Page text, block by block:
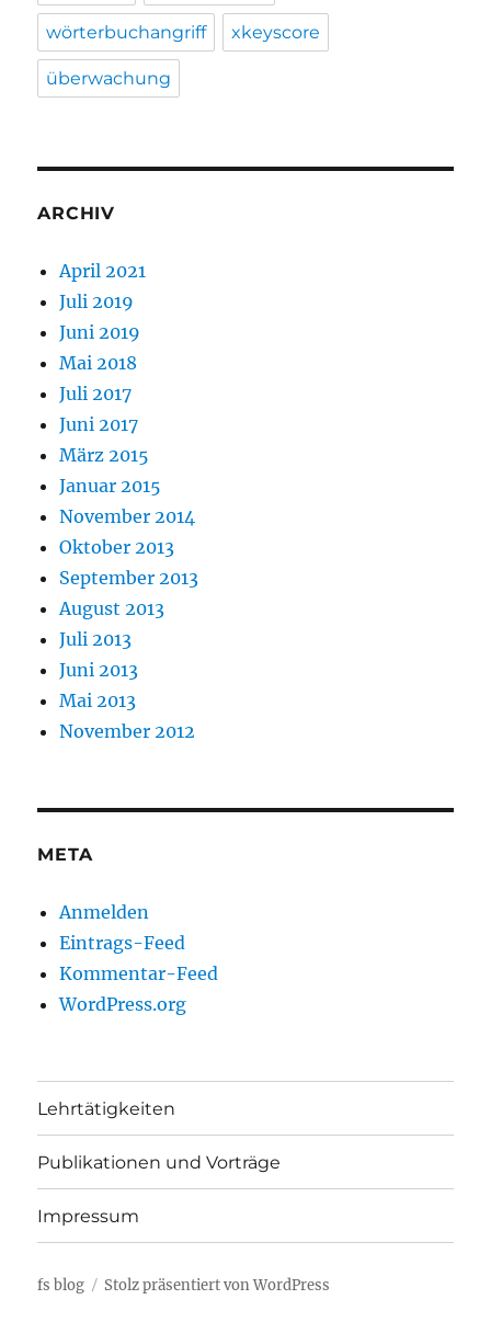
wörterbuchangriff xkeyscore
überwachung
ARCHIV
April 2021
Juli 2019
Juni 2019
Mai 2018
Juli 2017
Juni 2017
März 2015
Januar 2015
November 2014
Oktober 2013
September 2013
August 2013
Juli 2013
Juni 2013
Mai 2013
November 2012
META
Anmelden
Eintrags-Feed
Kommentar-Feed
WordPress.org
Lehrtätigkeiten
Publikationen und Vorträge
Impressum
fs blog Stolz präsentiert von WordPress